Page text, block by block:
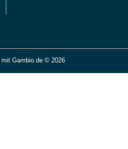
mit Gambio.de © 2026